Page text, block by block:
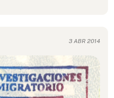
3 ABR 2014